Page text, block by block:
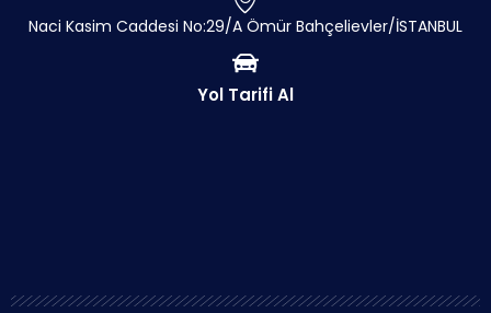
Naci Kasim Caddesi No:29/A Ömür Bahçelievler/İSTANBUL
Yol Tarifi Al